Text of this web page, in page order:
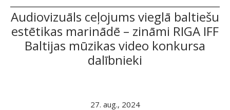
Audiovizuāls ceļojums vieglā baltiešu
estētikas marinādē – zināmi RIGA IFF
Baltijas mūzikas video konkursa
dalībnieki
27. aug., 2024